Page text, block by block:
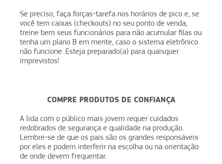
Se preciso, faça forças-tarefa nos horários de pico e, se
você tem caixas (checkouts) no seu ponto de venda,
treine bem seus funcionários para não acumular filas ou
tenha um plano B em mente, caso o sistema eletrônico
não funcione. Esteja preparado(a) para quaisquer
imprevistos!
COMPRE PRODUTOS DE CONFIANÇA
A lida com o público mais jovem requer cuidados
redobrados de segurança e qualidade na produção.
Lembre-se de que os pais são os grandes responsáveis
por eles e podem interferir na escolha ou na orientação
de onde devem frequentar.